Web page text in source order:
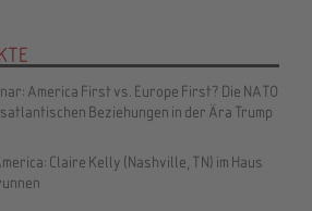
America First vs. Europe First? Die NATO
Beziehungen in der Ära Trump
Claire Kelly (Nashville, TN) im Haus